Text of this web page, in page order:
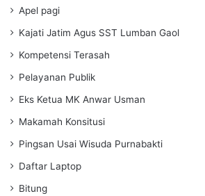
Apel pagi
Kajati Jatim Agus SST Lumban Gaol
Kompetensi Terasah
Pelayanan Publik
Eks Ketua MK Anwar Usman
Makamah Konsitusi
Pingsan Usai Wisuda Purnabakti
Daftar Laptop
Bitung